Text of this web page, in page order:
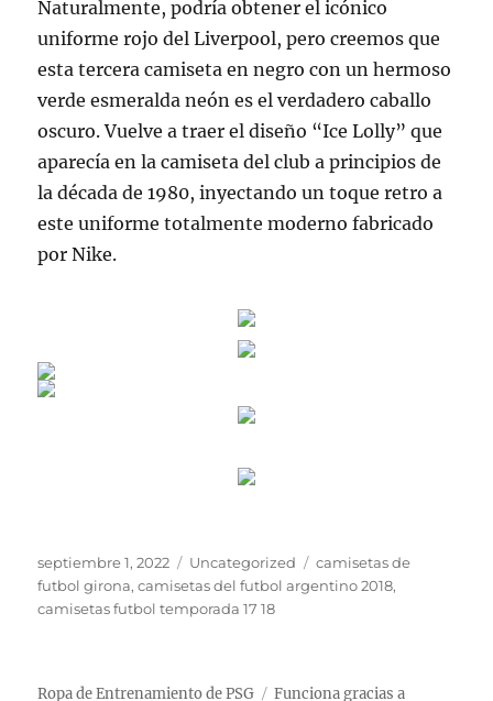
Naturalmente, podría obtener el icónico
uniforme rojo del Liverpool, pero creemos que
esta tercera camiseta en negro con un hermoso
verde esmeralda neón es el verdadero caballo
oscuro. Vuelve a traer el diseño “Ice Lolly” que
aparecía en la camiseta del club a principios de
la década de 1980, inyectando un toque retro a
este uniforme totalmente moderno fabricado
por Nike.
Publicado
el
septiembre 1, 2022 Categorías
Uncategorized Etiquetas
camisetas de
futbol girona,camisetas del futbol argentino 2018,
camisetas futbol temporada 17 18
Ropa de Entrenamiento de PSG Funciona gracias a